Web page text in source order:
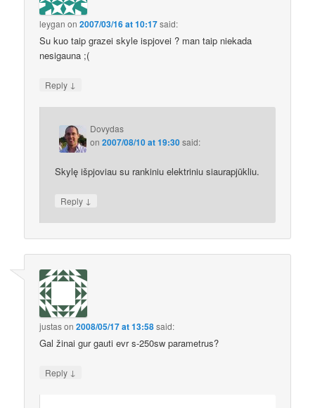
leygan on2007/03/16 at 10:17said:
Su kuo taip grazei skyle ispjovei ? man taip niekada
nesigauna ;(
Reply ↓
Dovydas
on2007/08/10 at 19:30said:
Skylę išpjoviau su rankiniu elektriniu siaurapjūkliu.
Reply ↓
justason2008/05/17 at 13:58said:
Gal žinai gur gauti evr s-250sw parametrus?
Reply ↓